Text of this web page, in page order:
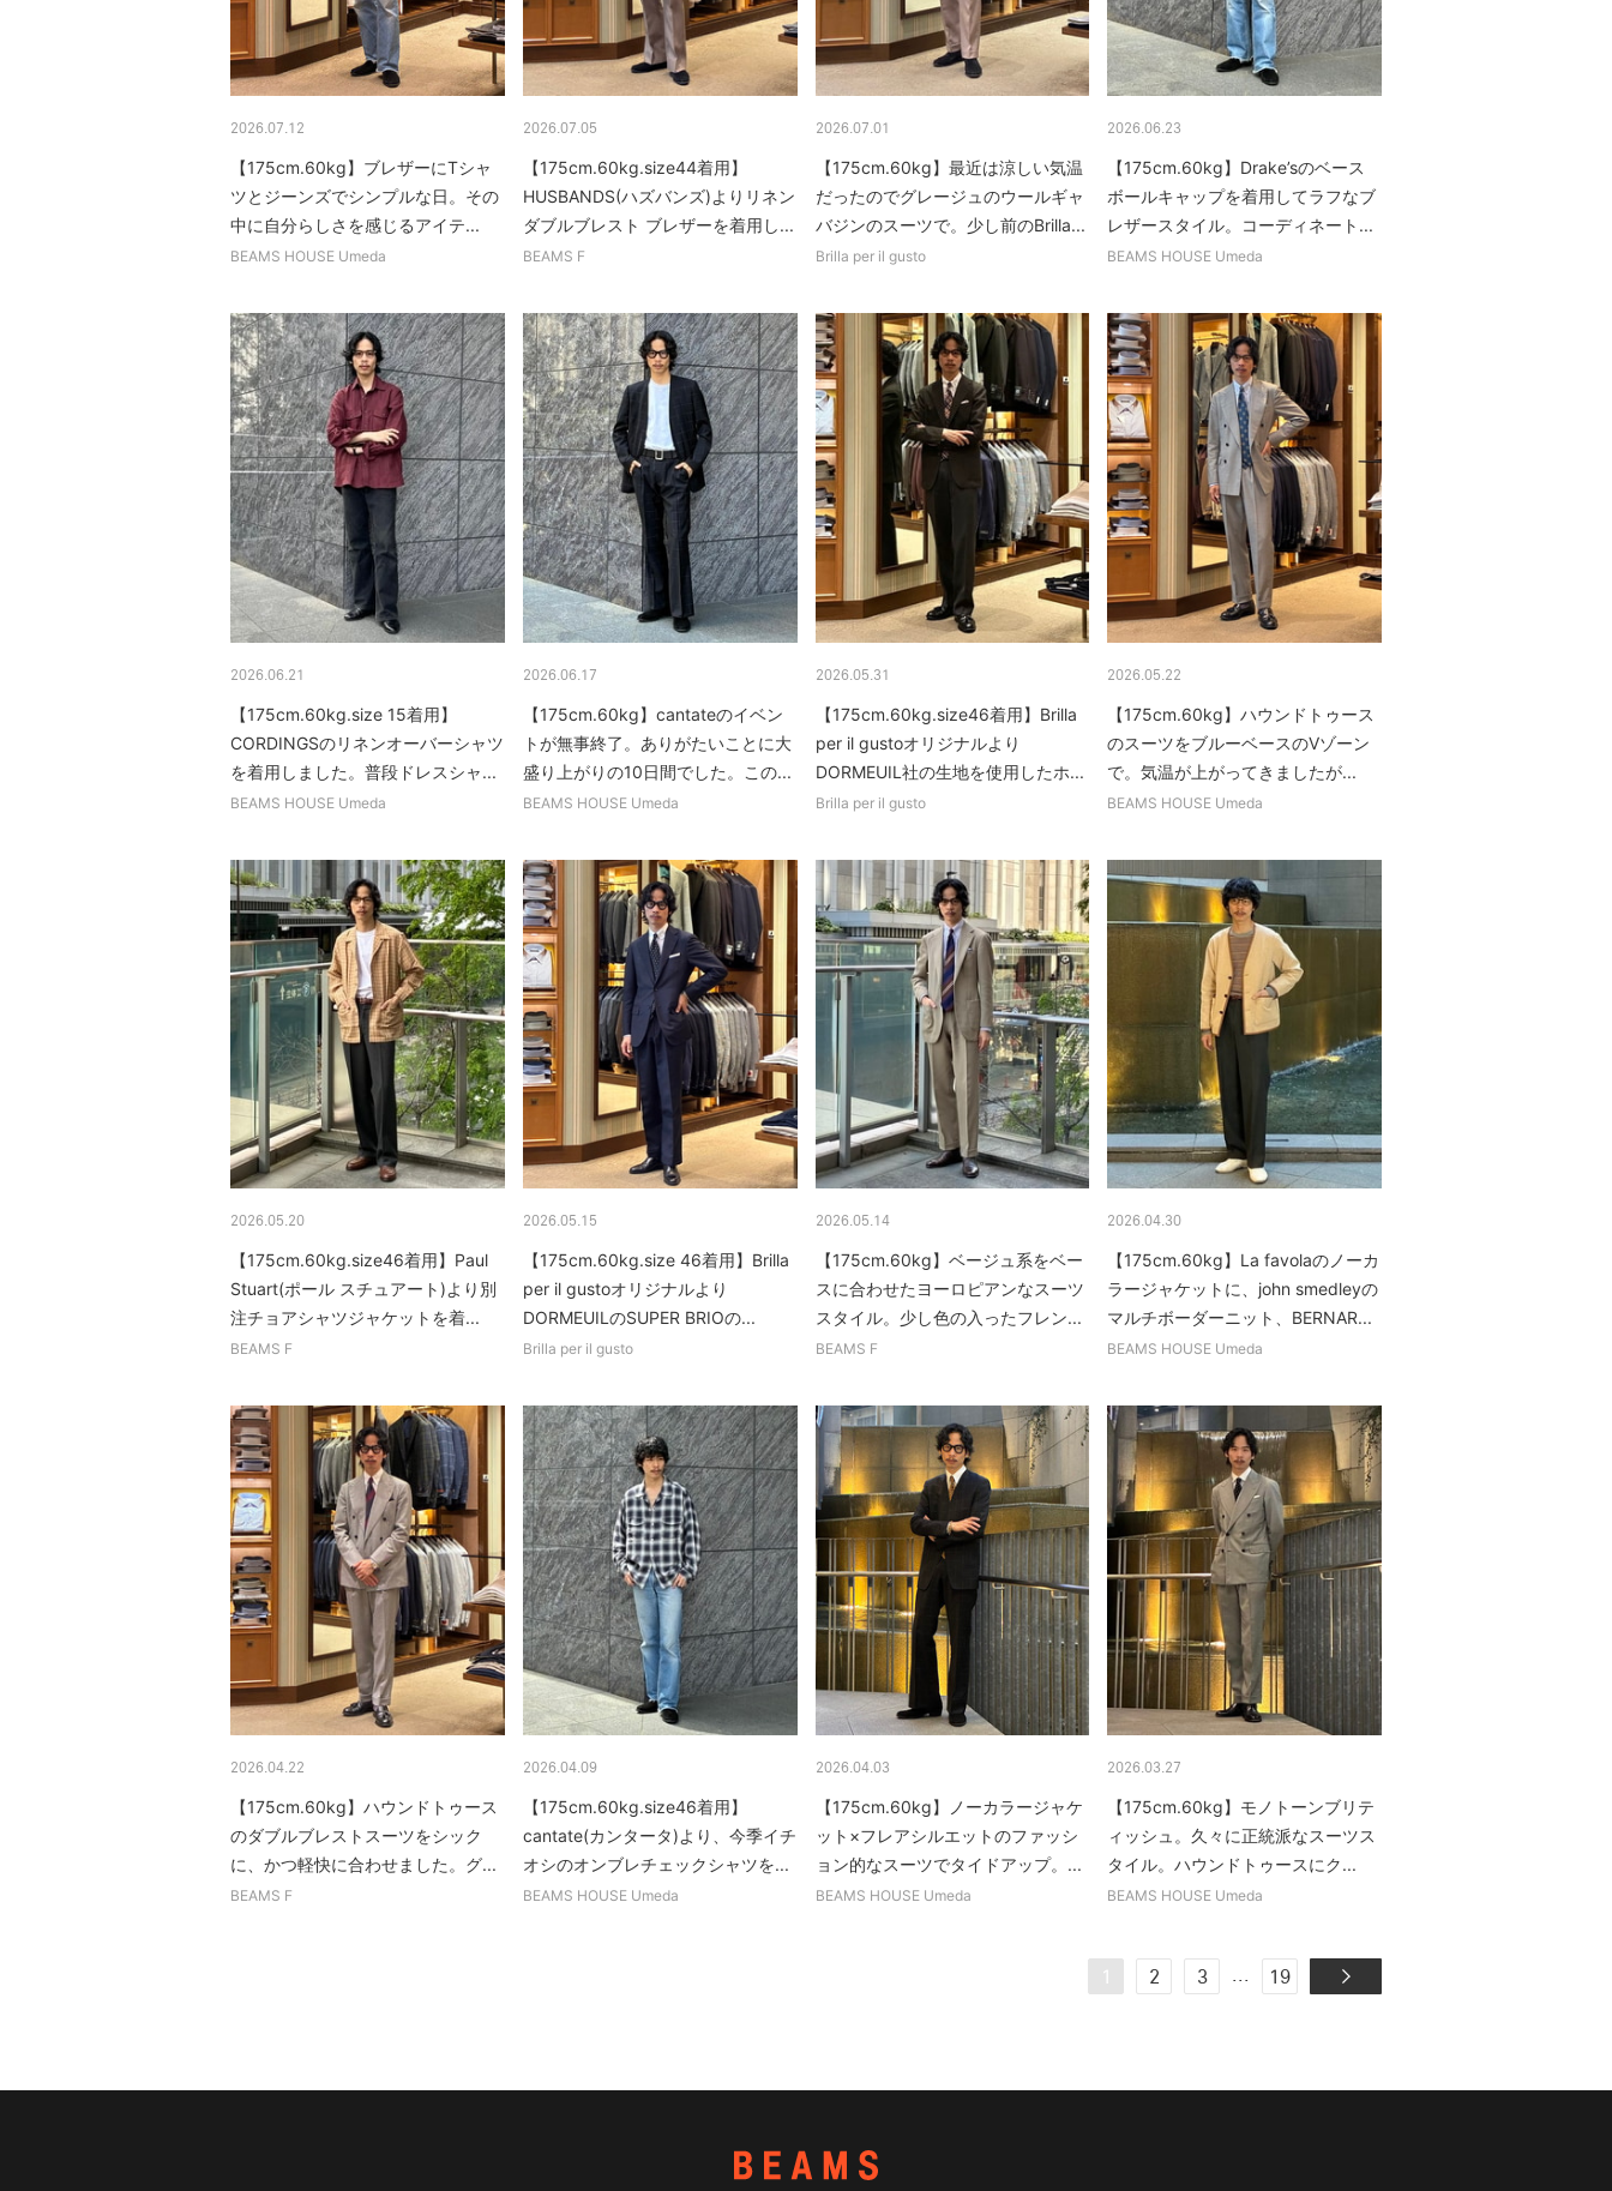
2026.07.12
【175cm.60kg】ブレザーにTシャ
ツとジーンズでシンプルな日。その
中に自分らしさを感じるアイテ...
BEAMS HOUSE Umeda
2026.07.05
【175cm.60kg.size44着用】
HUSBANDS(ハズバンズ)よりリネン
ダブルブレスト ブレザーを着用し...
BEAMS F
2026.07.01
【175cm.60kg】最近は涼しい気温
だったのでグレージュのウールギャ
バジンのスーツで。少し前のBrilla...
Brilla per il gusto
2026.06.23
【175cm.60kg】Drake’sのベース
ボールキャップを着用してラフなブ
レザースタイル。コーディネート...
BEAMS HOUSE Umeda
2026.06.21
【175cm.60kg.size 15着用】
CORDINGSのリネンオーバーシャツ
を着用しました。普段ドレスシャ...
BEAMS HOUSE Umeda
2026.06.17
【175cm.60kg】cantateのイベン
トが無事終了。ありがたいことに大
盛り上がりの10日間でした。この...
BEAMS HOUSE Umeda
2026.05.31
【175cm.60kg.size46着用】Brilla
per il gustoオリジナルより
DORMEUIL社の生地を使用したホ...
Brilla per il gusto
2026.05.22
【175cm.60kg】ハウンドトゥース
のスーツをブルーベースのVゾーン
で。気温が上がってきましたが...
BEAMS HOUSE Umeda
2026.05.20
【175cm.60kg.size46着用】Paul
Stuart(ポール スチュアート)より別
注チョアシャツジャケットを着...
BEAMS F
2026.05.15
【175cm.60kg.size 46着用】Brilla
per il gustoオリジナルより
DORMEUILのSUPER BRIOの...
Brilla per il gusto
2026.05.14
【175cm.60kg】ベージュ系をベー
スに合わせたヨーロピアンなスーツ
スタイル。少し色の入ったフレン...
BEAMS F
2026.04.30
【175cm.60kg】La favolaのノーカ
ラージャケットに、john smedleyの
マルチボーダーニット、BERNAR...
BEAMS HOUSE Umeda
2026.04.22
【175cm.60kg】ハウンドトゥース
のダブルブレストスーツをシック
に、かつ軽快に合わせました。グ...
BEAMS F
2026.04.09
【175cm.60kg.size46着用】
cantate(カンタータ)より、今季イチ
オシのオンブレチェックシャツを...
BEAMS HOUSE Umeda
2026.04.03
【175cm.60kg】ノーカラージャケ
ット×フレアシルエットのファッシ
ョン的なスーツでタイドアップ。...
BEAMS HOUSE Umeda
2026.03.27
【175cm.60kg】モノトーンブリテ
ィッシュ。久々に正統派なスーツス
タイル。ハウンドトゥースにク...
BEAMS HOUSE Umeda
1 2 3 ... 19